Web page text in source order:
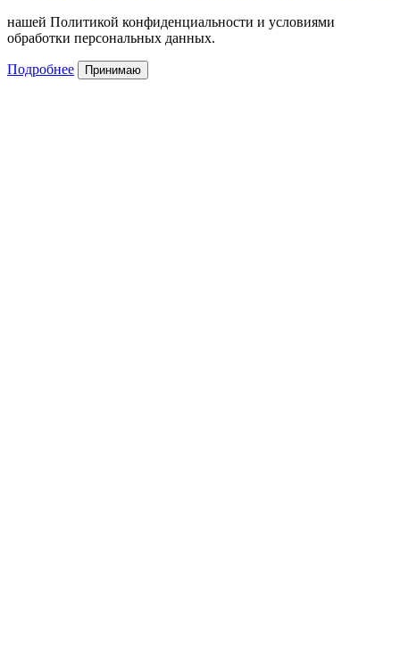
нашей Политикой конфиденциальности и условиями
обработки персональных данных.
Подробнее Принимаю